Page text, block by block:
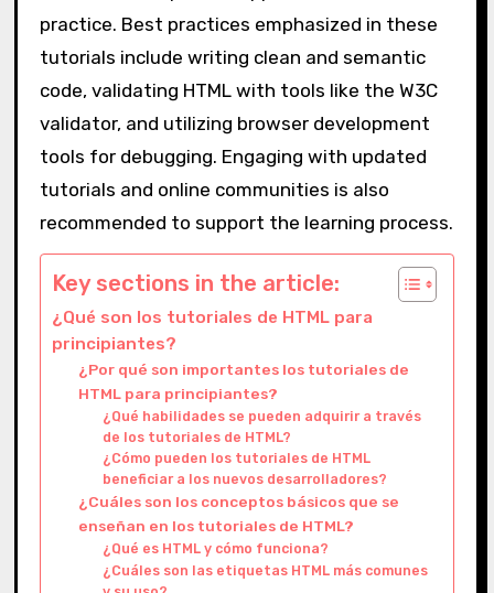
practice. Best practices emphasized in these
tutorials include writing clean and semantic
code, validating HTML with tools like the W3C
validator, and utilizing browser development
tools for debugging. Engaging with updated
tutorials and online communities is also
recommended to support the learning process.
Key sections in the article:
¿Qué son los tutoriales de HTML para
principiantes?
¿Por qué son importantes los tutoriales de
HTML para principiantes?
¿Qué habilidades se pueden adquirir a través
de los tutoriales de HTML?
¿Cómo pueden los tutoriales de HTML
beneficiar a los nuevos desarrolladores?
¿Cuáles son los conceptos básicos que se
enseñan en los tutoriales de HTML?
¿Qué es HTML y cómo funciona?
¿Cuáles son las etiquetas HTML más comunes